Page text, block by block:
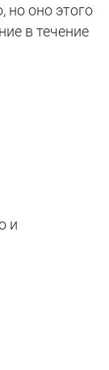
но оно этого
в течение
и